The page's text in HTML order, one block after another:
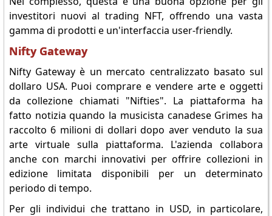
investitori nuovi al trading NFT, offrendo una vasta
gamma di prodotti e un'interfaccia user-friendly.
Nifty Gateway
Nifty Gateway è un mercato centralizzato basato sul
dollaro USA. Puoi comprare e vendere arte e oggetti
da collezione chiamati "Nifties". La piattaforma ha
fatto notizia quando la musicista canadese Grimes ha
raccolto 6 milioni di dollari dopo aver venduto la sua
arte virtuale sulla piattaforma. L'azienda collabora
anche con marchi innovativi per offrire collezioni in
edizione limitata disponibili per un determinato
periodo di tempo.
Per gli individui che trattano in USD, in particolare,